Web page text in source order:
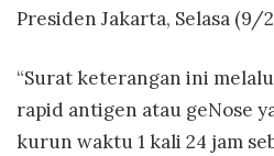
Presiden Jakarta, Selasa (9/
“Surat keterangan ini
rapid antigen atau geNose
kurun waktu 1 kali 24 jam